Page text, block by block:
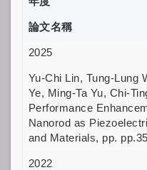
論文名稱
2025
Yu-Chi Lin, Tung-Lung
Ye, Ming-Ta Yu, Chi-
Performance
Nanorod as
and Materials, pp.
2022